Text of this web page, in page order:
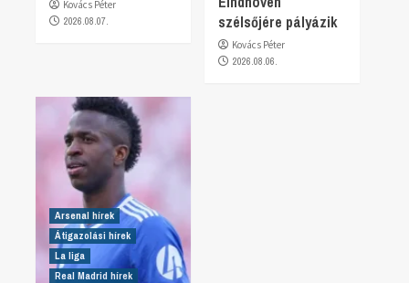
Kovács Péter
2026.08.07.
szélsőjére pályázik
Kovács Péter
2026.08.06.
Arsenal hírek
Átigazolási hírek
La liga
Real Madrid hírek